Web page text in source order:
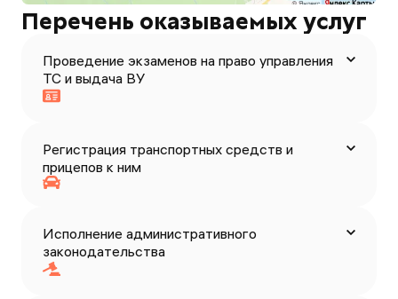
Перечень оказываемых услуг
Проведение экзаменов на право управления
ТС и выдача ВУ
Регистрация транспортных средств и
прицепов к ним
Исполнение административного
законодательства